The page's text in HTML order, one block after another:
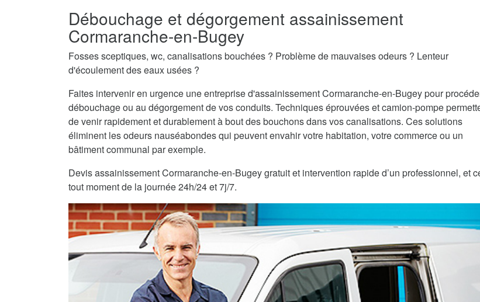
Débouchage et dégorgement assainissement
Cormaranche-en-Bugey
Fosses sceptiques, wc, canalisations bouchées ? Problème de mauvaises odeurs ? Lenteur
d'écoulement des eaux usées ?
Faites intervenir en urgence une entreprise d'assainissement Cormaranche-en-Bugey pour
débouchage ou au dégorgement de vos conduits. Techniques éprouvées et camion-pompe
de venir rapidement et durablement à bout des bouchons dans vos canalisations. Ces solutions
éliminent les odeurs nauséabondes qui peuvent envahir votre habitation, votre commerce ou un
bâtiment communal par exemple.
Devis assainissement Cormaranche-en-Bugey gratuit et intervention rapide d’un professionnel, et
tout moment de la journée 24h/24 et 7j/7.